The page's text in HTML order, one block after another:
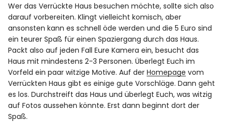
Wer das Verrückte Haus besuchen möchte, sollte sich also
darauf vorbereiten. Klingt vielleicht komisch, aber
ansonsten kann es schnell öde werden und die 5 Euro sind
ein teurer Spaß für einen Spaziergang durch das Haus.
Packt also auf jeden Fall Eure Kamera ein, besucht das
Haus mit mindestens 2-3 Personen. Überlegt Euch im
Vorfeld ein paar witzige Motive. Auf derHomepage vom
Verrückten Haus gibt es einige gute Vorschläge. Dann geht
es los. Durchstreift das Haus und überlegt Euch, was witzig
auf Fotos aussehen könnte. Erst dann beginnt dort der
Spaß.